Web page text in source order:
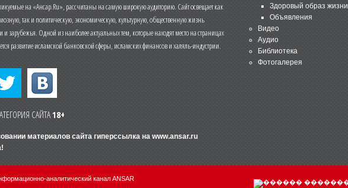
на «Ансар.Ru», рассчитаны на самую широкую аудиторию. Сайт освещает как
так и политическую, экономическую, культурную, общественную жизнь
и зарубежья. Одной из наиболее актуальных тем, которые находят место на страницах
развитие исламской банковской сферы, исламских финансов и халяль-индустрии.
САЙТА18+
материалов сайта гиперссылка на www.ansar.ru
Здоровый образ жизни
Объявления
Видео
Аудио
Библиотека
Фотогалерея
аналитический канал ANSAR